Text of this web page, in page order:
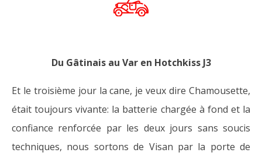
Du Gâtinais au Var en Hotchkiss J3
Et le troisième jour la cane, je veux dire Chamousette,
était toujours vivante: la batterie chargée à fond et la
confiance renforcée par les deux jours sans soucis
techniques, nous sortons de Visan par la porte de